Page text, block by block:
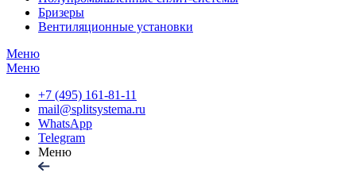
Бризеры
Вентиляционные установки
Меню
Меню
+7 (495) 161-81-11
mail@splitsystema.ru
WhatsApp
Telegram
Меню